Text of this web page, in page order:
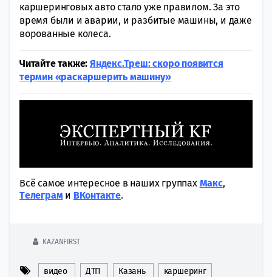
каршеринговых авто стало уже правилом. За это
время были и аварии, и разбитые машины, и даже
ворованные колеса.
Читайте также:Яндекс.Треш: скоро появится
термин «раскаршерить машину»
Всё самое интересное в наших группах Макс,
Tелеграми ВКонтакте.
KAZANFIRST
видео ДТП Казань каршеринг